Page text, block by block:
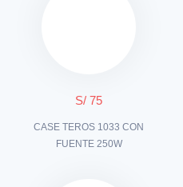
S/ 75
CASE TEROS 1033 CON
FUENTE 250W